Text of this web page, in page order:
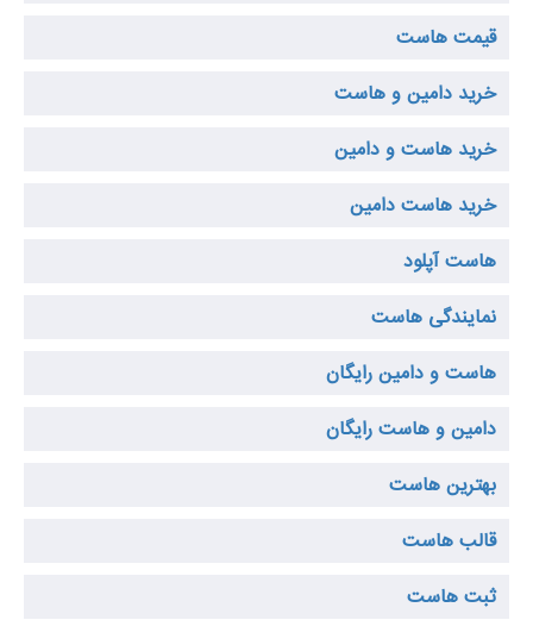
قیمت هاست
خرید دامین و هاست
خريد هاست و دامين
خرید هاست دامین
هاست آپلود
نمایندگی هاست
هاست و دامین رایگان
دامین و هاست رایگان
بهترین هاست
قالب هاست
ثبت هاست